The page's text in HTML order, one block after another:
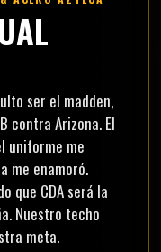
ser el madden,
contra Arizona. El
uniforme me
me enamoró.
que CDA será la
Nuestro techo
meta.